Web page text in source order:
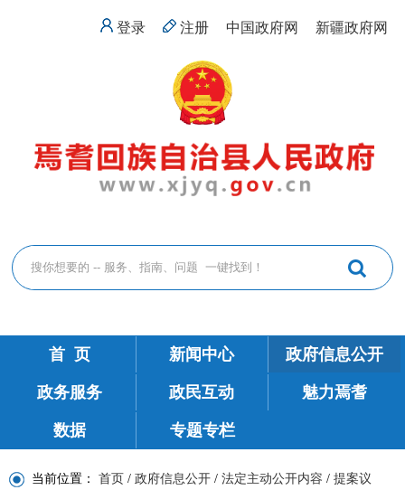
登录 注册 中国政府网 新疆政府网
首 页 新闻中心 政府信息公开
政务服务 政民互动 魅力焉耆
数据 专题专栏
当前位置： 首页 / 政府信息公开 / 法定主动公开内容 / 提案议